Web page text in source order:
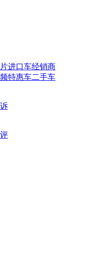
进口车经销商
特惠车二手车